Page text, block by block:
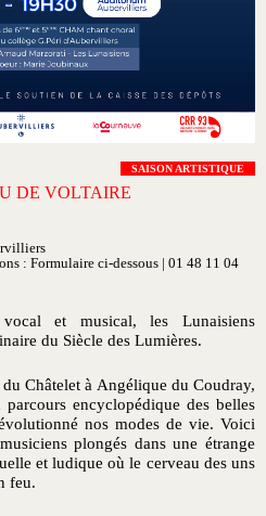
SAISON ARTISTIQUE
DE VOLTAIRE
: Formulaire ci-dessous | 01 48 11 04
et musical, les Lunaisiens
du Siècle des Lumières.
Châtelet à Angélique du Coudray,
encyclopédique des belles
nos modes de vie. Voici
plongés dans une étrange
et ludique où le cerveau des uns
feu.